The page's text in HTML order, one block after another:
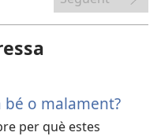
o malament?
per què estes